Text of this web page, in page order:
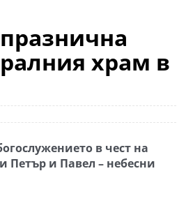
храм в
в чест на
Петър и Павел – небесни